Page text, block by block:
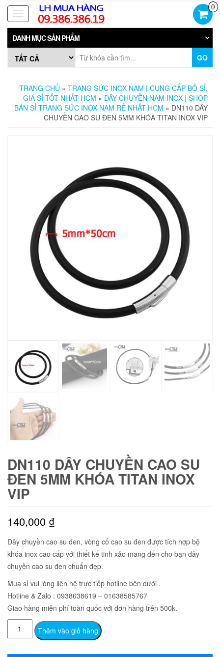
Skip
the
content
Toggle
navigation
0
DANH MỤC SẢN PHẨM
GO
TRANG CHỦ » TRANG SỨC INOX NAM | CUNG CẤP BỎ SỈ,
GIÁ SỈ TỐT NHẤT HCM » DÂY CHUYỀN NAM INOX | SHOP
BÁN SỈ TRANG SỨC INOX NAM RẺ NHẤT HCM » DN110 DÂY
CHUYỀN CAO SU ĐEN 5MM KHÓA TITAN INOX VIP
DN110 DÂY CHUYỀN CAO SU
ĐEN 5MM KHÓA TITAN INOX
VIP
140,000 ₫
Dây chuyền cao su đen, vòng cổ cao su đen được tích hợp bộ
khóa inox cao cấp với thiết kế tinh xảo mang đến cho bạn dây
chuyền cao su đen chuẩn đẹp.
Mua sỉ vui lòng liên hệ trực tiếp hotline bên dưới .
Hotline & Zalo : 0938638619 – 01638585767
Giao hàng miễn phí toàn quốc với đơn hàng trên 500k.
DN110
Dây
Thêm vào giỏ hàng